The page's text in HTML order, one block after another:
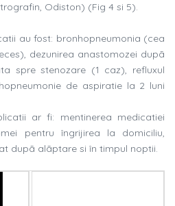
Odiston) (Fig 4 si 5).
au fost: bronhopneumonia (cea
dezunirea anastomozei dupã
spre stenozare (1 caz), refluxul
de aspiratie la 2 luni
ar fi: mentinerea medicatiei
pentru îngrijirea la domiciliu,
dupã alãptare si în timpul noptii.